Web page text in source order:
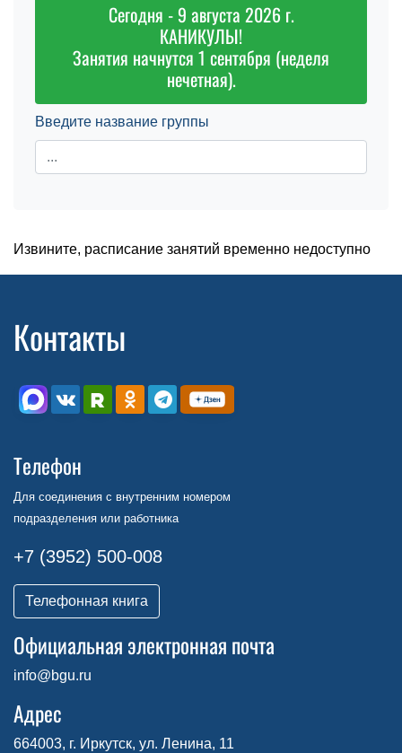
Сегодня - 9 августа 2026 г.
КАНИКУЛЫ!
Занятия начнутся 1 сентября (неделя
нечетная).
Введите название группы
Извините, расписание занятий временно недоступно
Контакты
Телефон
Для соединения с внутренним номером
подразделения или работника
+7 (3952) 500-008
Телефонная книга
Официальная электронная почта
info@bgu.ru
Адрес
664003, г. Иркутск, ул. Ленина, 11